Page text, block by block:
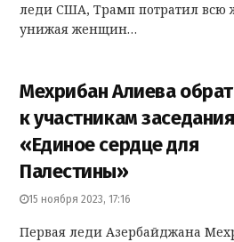
леди США, Трамп потратил всю
унижая женщин…
Мехрибан Алиева
к участникам заседания
«Единое сердце для
Палестины»
15 ноября 2023, 17:16
Первая леди Азербайджана